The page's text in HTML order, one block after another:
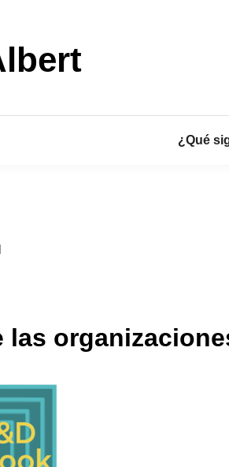
¿Qué
las